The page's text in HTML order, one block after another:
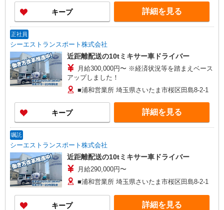
※賞与4.0ヶ月分支給（年2回）
キープ 詳細を見る
正社員
シーエストランスポート株式会社
近距離配送の10tミキサー車ドライバー
月給300,000円〜 ※経済状況等を踏まえベース
アップしました！
■浦和営業所 埼玉県さいたま市桜区田島8-2-1
キープ 詳細を見る
嘱託
シーエストランスポート株式会社
近距離配送の10tミキサー車ドライバー
月給290,000円〜
■浦和営業所 埼玉県さいたま市桜区田島8-2-1
キープ 詳細を見る